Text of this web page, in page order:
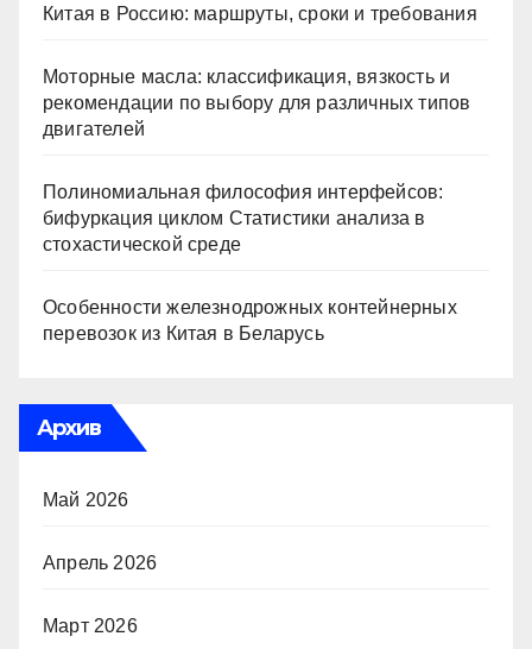
Китая в Россию: маршруты, сроки и требования
Моторные масла: классификация, вязкость и
рекомендации по выбору для различных типов
двигателей
Полиномиальная философия интерфейсов:
бифуркация циклом Статистики анализа в
стохастической среде
Особенности железнодрожных контейнерных
перевозок из Китая в Беларусь
Архив
Май 2026
Апрель 2026
Март 2026